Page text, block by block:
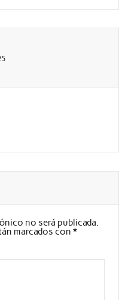
no será publicada.
marcados con *